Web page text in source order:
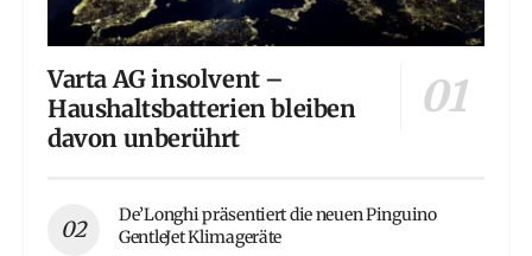
Varta AG insolvent –
Haushaltsbatterien bleiben
davon unberührt
De’Longhi präsentiert die neuen Pinguino
GentleJet Klimageräte